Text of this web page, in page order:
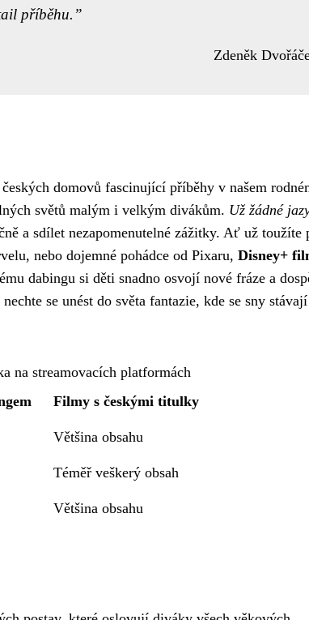
příběhu.
Zdeněk
domovů fascinující příběhy v našem
světů malým i velkým divákům. Už žádné
a sdílet nezapomenutelné zážitky. Ať už toužíte
nebo dojemné pohádce od Pixaru, Disney+
dabingu si děti snadno osvojí nové fráze a
se unést do světa fantazie, kde se sny stávají
na streamovacích platformách
Filmy s českými titulky
Většina obsahu
Téměř veškerý obsah
Většina obsahu